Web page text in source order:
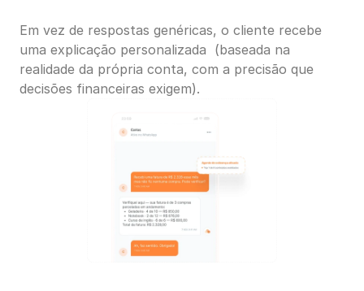
Em vez de respostas genéricas, o cliente recebe
uma explicação personalizada  (baseada na
realidade da própria conta, com a precisão que
decisões financeiras exigem).